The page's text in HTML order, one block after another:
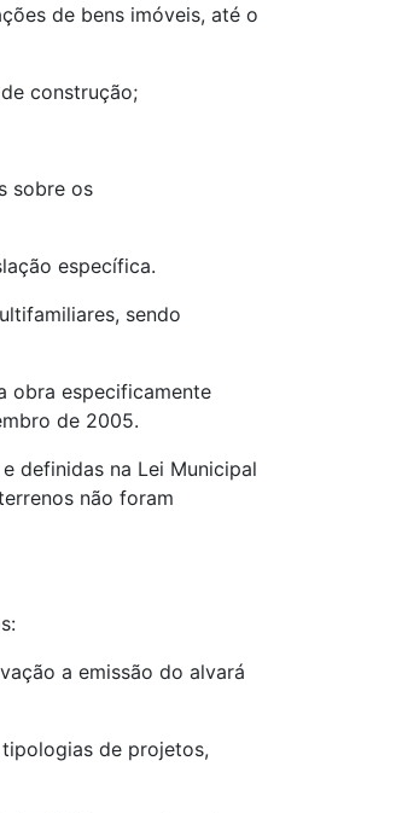
de bens imóveis, até o
construção;
sobre os
específica.
sendo
obra especificamente
de 2005.
definidas na Lei Municipal
não foram
a emissão do alvará
de projetos,